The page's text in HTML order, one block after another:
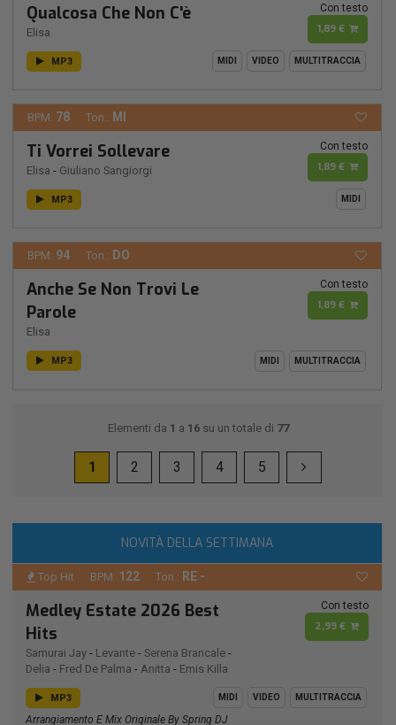
Qualcosa Che Non C'è
Elisa
Con testo
1,89 €
MP3 MIDI VIDEO MULTITRACCIA
BPM: 78 Ton.: MI
Ti Vorrei Sollevare
Elisa - Giuliano Sangiorgi
Con testo
1,89 €
MP3 MIDI
BPM: 94 Ton.: DO
Anche Se Non Trovi Le
Parole
Elisa
Con testo
1,89 €
MP3 MIDI MULTITRACCIA
Elementi da 1 a 16su un totale di 77
1 2 3 4 5
NOVITÀ DELLA SETTIMANA
Top Hit BPM: 122 Ton.: RE -
Medley Estate 2026 Best
Hits
Samurai Jay - Levante - Serena Brancale -
Delia - Fred De Palma - Anitta - Emis Killa
Con testo
2,99 €
MP3 MIDI VIDEO MULTITRACCIA
Arrangiamento E Mix Originale By Spring DJ